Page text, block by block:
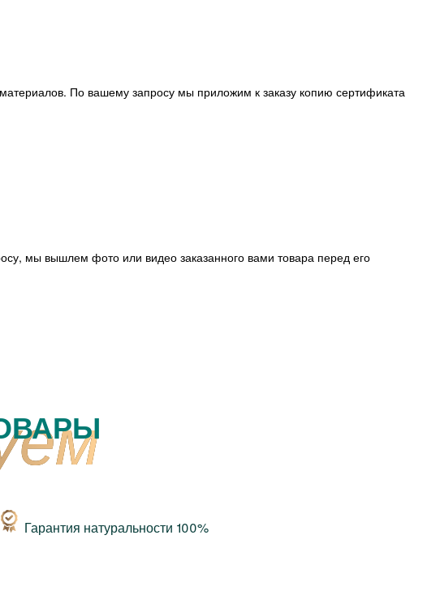
По вашему запросу мы приложим к заказу копию сертификата
мы вышлем фото или видео заказанного вами товара перед его
Гарантия натуральности 100%